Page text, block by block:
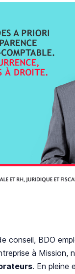
conseil, BDO
à Mission,
. En pleine